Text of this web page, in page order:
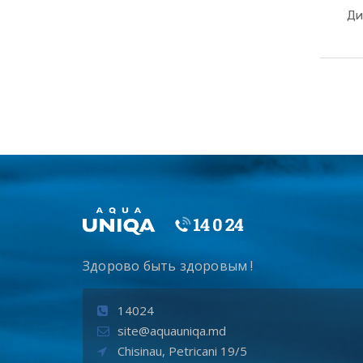
Здорово быть здоровым !
14024
site@aquauniqa.md
Chisinau, Petricani 19/5